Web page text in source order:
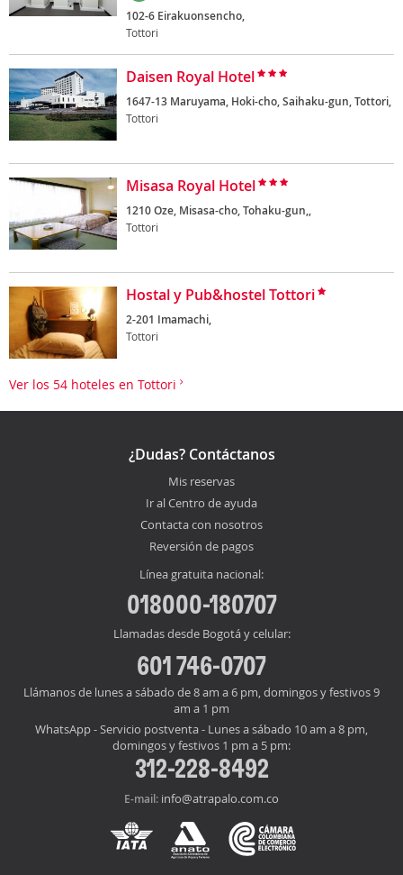
102-6 Eirakuonsencho,
Tottori
Daisen Royal Hotel
1647-13 Maruyama, Hoki-cho, Saihaku-gun, Tottori,
Tottori
Misasa Royal Hotel
1210 Oze, Misasa-cho, Tohaku-gun,,
Tottori
Hostal y Pub&hostel Tottori
2-201 Imamachi,
Tottori
Ver los 54 hoteles en Tottori
¿Dudas? Contáctanos
Mis reservas
Ir al Centro de ayuda
Contacta con nosotros
Reversión de pagos
Línea gratuita nacional:
018000-180707
Llamadas desde Bogotá y celular:
601 746-0707
Llámanos de lunes a sábado de 8 am a 6 pm, domingos y festivos 9
am a 1 pm
WhatsApp - Servicio postventa - Lunes a sábado 10 am a 8 pm,
domingos y festivos 1 pm a 5 pm:
312-228-8492
E-mail: info@atrapalo.com.co